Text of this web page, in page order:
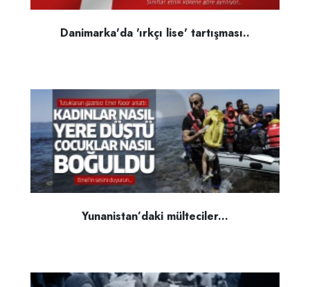
Danimarka'da 'ırkçı lise' tartışması..
Yunanistan’daki mülteciler...